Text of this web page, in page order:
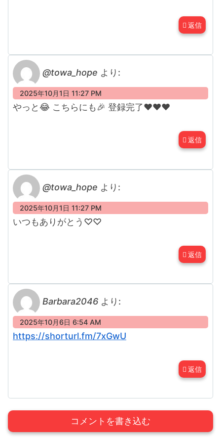
返信
@towa_hope より:
2025年10月1日 11:27 PM
やっと😂 こちらにも🎉 登録完了❤❤❤
返信
@towa_hope より:
2025年10月1日 11:27 PM
いつもありがとう♡♡
返信
Barbara2046 より:
2025年10月6日 6:54 AM
https://shorturl.fm/7xGwU
返信
コメントを書き込む